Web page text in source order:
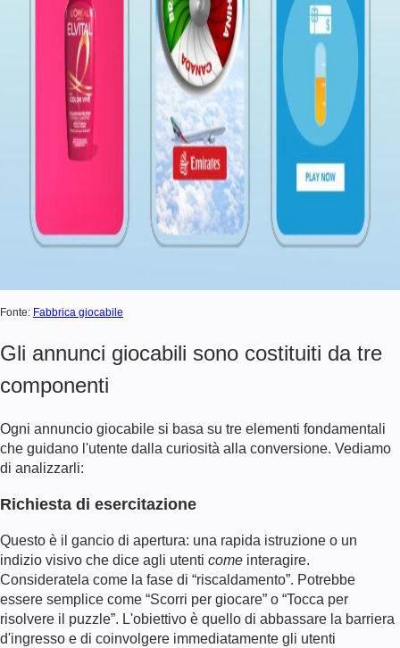
Fonte: Fabbrica giocabile
Gli annunci giocabili sono costituiti da tre
componenti
Ogni annuncio giocabile si basa su tre elementi fondamentali
che guidano l'utente dalla curiosità alla conversione. Vediamo
di analizzarli:
Richiesta di esercitazione
Questo è il gancio di apertura: una rapida istruzione o un
indizio visivo che dice agli utenti come interagire.
Consideratela come la fase di “riscaldamento”. Potrebbe
essere semplice come “Scorri per giocare” o “Tocca per
risolvere il puzzle”. L'obiettivo è quello di abbassare la barriera
d'ingresso e di coinvolgere immediatamente gli utenti